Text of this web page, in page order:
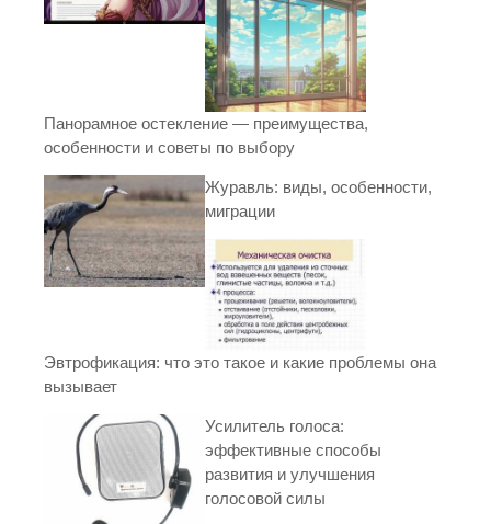
Панорамное остекление — преимущества,
особенности и советы по выбору
Журавль: виды, особенности,
миграции
Эвтрофикация: что это такое и какие проблемы она
вызывает
Усилитель голоса:
эффективные способы
развития и улучшения
голосовой силы